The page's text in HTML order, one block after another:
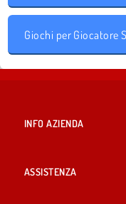
INFO AZIENDA
ASSISTENZA